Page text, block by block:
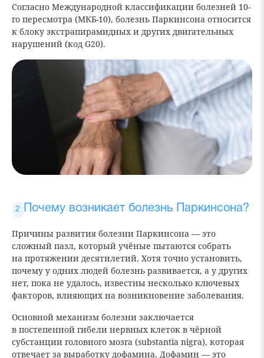
Согласно Международной классификации болезней 10-
го пересмотра (МКБ-10), болезнь Паркинсона относится
к блоку экстрапирамидных и других двигательных
нарушений (код G20).
Почему возникает болезнь Паркинсона?
Причины развития болезни Паркинсона — это
сложный пазл, который учёные пытаются собрать
на протяжении десятилетий. Хотя точно установить,
почему у одних людей болезнь развивается, а у других
нет, пока не удалось, известны несколько ключевых
факторов, влияющих на возникновение заболевания.
Основной механизм болезни заключается
в постепенной гибели нервных клеток в чёрной
субстанции головного мозга (substantia nigra), которая
отвечает за выработку дофамина. Дофамин — это